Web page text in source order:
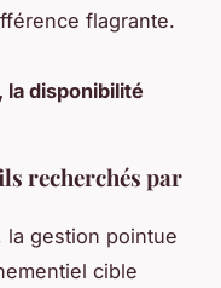
flagrante.
la disponibilité
recherchés par
la gestion pointue
cible